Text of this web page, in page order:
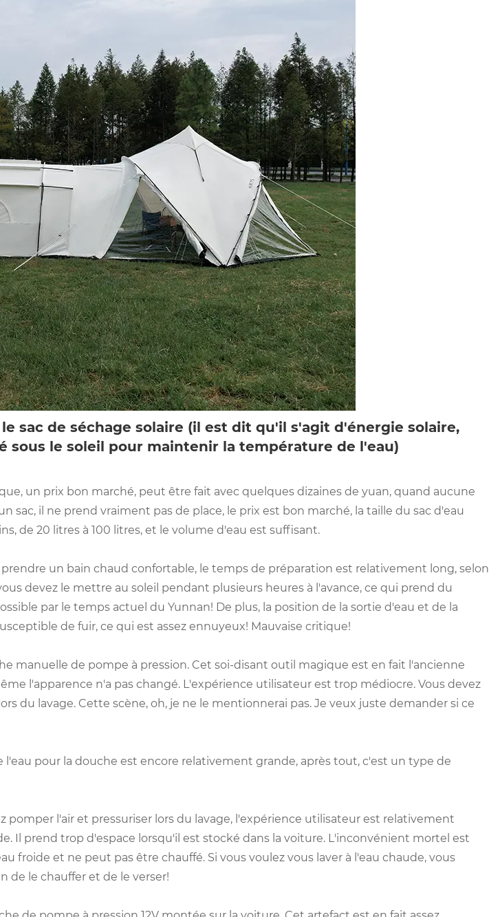
sac de séchage solaire (il est dit qu'il s'agit d'énergie solaire,
sous le soleil pour maintenir la température de l'eau)
un prix bon marché, peut être fait avec quelques dizaines de yuan, quand aucune
sac, il ne prend vraiment pas de place, le prix est bon marché, la taille du sac d'eau
de 20 litres à 100 litres, et le volume d'eau est suffisant.
prendre un bain chaud confortable, le temps de préparation est relativement long, selon
devez le mettre au soleil pendant plusieurs heures à l'avance, ce qui prend du
par le temps actuel du Yunnan! De plus, la position de la sortie d'eau et de la
de fuir, ce qui est assez ennuyeux! Mauvaise critique!
manuelle de pompe à pression. Cet soi-disant outil magique est en fait l'ancienne
l'apparence n'a pas changé. L'expérience utilisateur est trop médiocre. Vous devez
du lavage. Cette scène, oh, je ne le mentionnerai pas. Je veux juste demander si ce
l'eau pour la douche est encore relativement grande, après tout, c'est un type de
pomper l'air et pressuriser lors du lavage, l'expérience utilisateur est relativement
Il prend trop d'espace lorsqu'il est stocké dans la voiture. L'inconvénient mortel est
froide et ne peut pas être chauffé. Si vous voulez vous laver à l'eau chaude, vous
de le chauffer et de le verser!